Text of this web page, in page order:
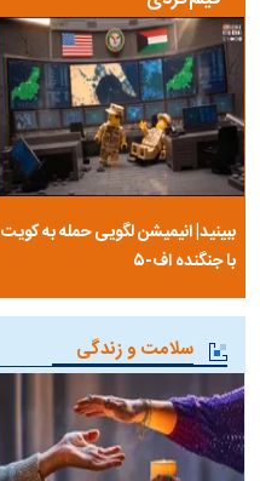
ببینید| انیمیشن لگویی حمله به کویت
با جنگنده اف-۵
سلامت و زندگی